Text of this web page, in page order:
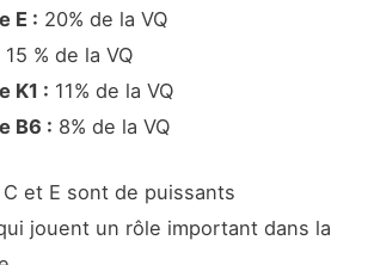
E : 20% de la VQ
15 % de la VQ
K1 : 11% de la VQ
B6 : 8% de la VQ
et E sont de puissants
jouent un rôle important dans la